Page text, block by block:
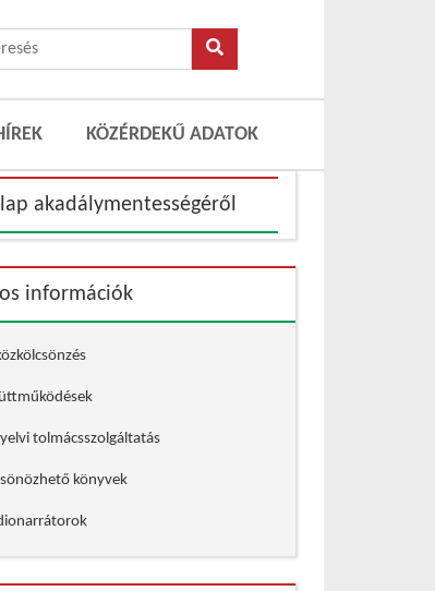
KÖZÉRDEKŰ ADATOK
akadálymentességéről
információk
tolmácsszolgáltatás
könyvek